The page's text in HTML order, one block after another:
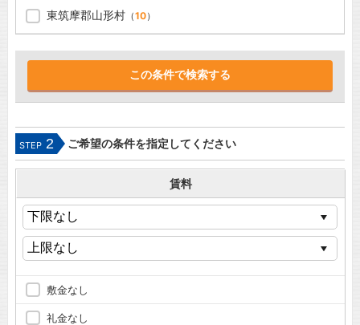
東筑摩郡山形村（10）
STEP 2 ご希望の条件を指定してください
賃料
敷金なし
礼金なし